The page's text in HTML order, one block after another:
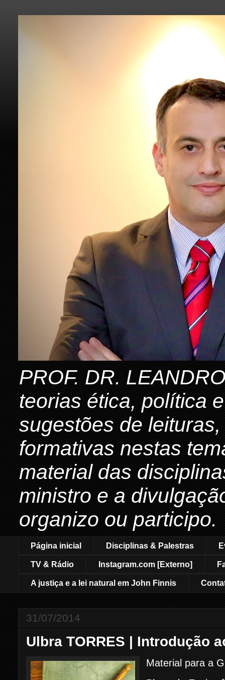
PROF. DR.
teorias ética, política
sugestões de
formativas nestas
material das
ministro e a
organizo ou participo.
Página inicial Disciplinas & Palestras
TV & Rádio Instagram.com [Externo]
A justiça e a lei natural em John Finnis
31/07/2014
Ulbra TORRES | Introdução
Material para a